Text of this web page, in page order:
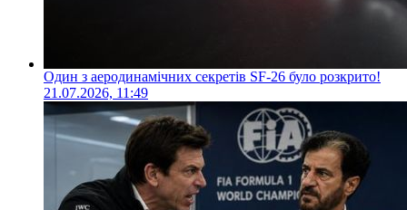
Один з аеродинамічних секретів SF-26 було розкрито!
21.07.2026, 11:49